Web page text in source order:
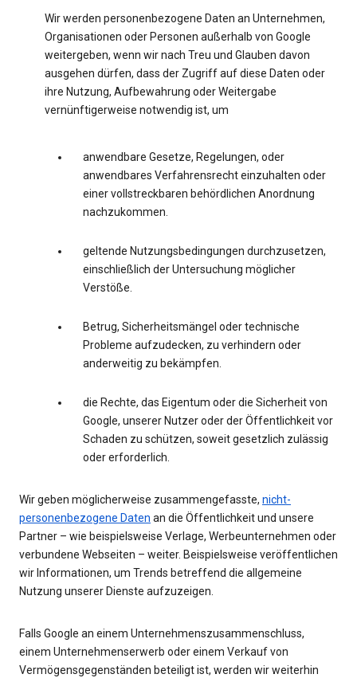
Wir werden personenbezogene Daten an Unternehmen,
Organisationen oder Personen außerhalb von Google
weitergeben, wenn wir nach Treu und Glauben davon
ausgehen dürfen, dass der Zugriff auf diese Daten oder
ihre Nutzung, Aufbewahrung oder Weitergabe
vernünftigerweise notwendig ist, um
anwendbare Gesetze, Regelungen, oder
anwendbares Verfahrensrecht einzuhalten oder
einer vollstreckbaren behördlichen Anordnung
nachzukommen.
geltende Nutzungsbedingungen durchzusetzen,
einschließlich der Untersuchung möglicher
Verstöße.
Betrug, Sicherheitsmängel oder technische
Probleme aufzudecken, zu verhindern oder
anderweitig zu bekämpfen.
die Rechte, das Eigentum oder die Sicherheit von
Google, unserer Nutzer oder der Öffentlichkeit vor
Schaden zu schützen, soweit gesetzlich zulässig
oder erforderlich.
Wir geben möglicherweise zusammengefasste, nicht-
personenbezogene Daten an die Öffentlichkeit und unsere
Partner – wie beispielsweise Verlage, Werbeunternehmen oder
verbundene Webseiten – weiter. Beispielsweise veröffentlichen
wir Informationen, um Trends betreffend die allgemeine
Nutzung unserer Dienste aufzuzeigen.
Falls Google an einem Unternehmenszusammenschluss,
einem Unternehmenserwerb oder einem Verkauf von
Vermögensgegenständen beteiligt ist, werden wir weiterhin